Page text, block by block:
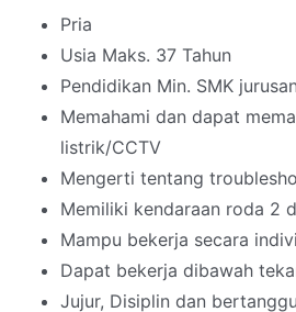
Pria
Usia Maks. 37 Tahun
Pendidikan Min. SMK
Memahami dan dapat
listrik/CCTV
Mengerti tentang
Memiliki kendaraan roda 2
Mampu bekerja secara
Dapat bekerja dibawah
Jujur, Disiplin dan